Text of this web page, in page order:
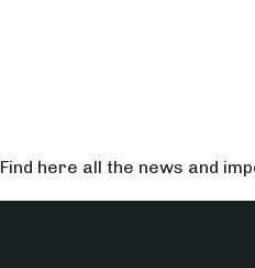
Find here all the news and